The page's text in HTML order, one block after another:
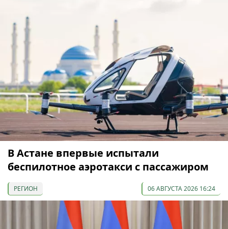
В Астане впервые испытали
беспилотное аэротакси с пассажиром
РЕГИОН 06 АВГУСТА 2026 16:24